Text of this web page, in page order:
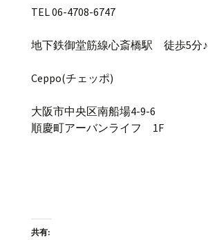
TEL 06-4708-6747
地下鉄御堂筋線心斎橋駅 徒歩5分♪
Ceppo(チェッポ)
大阪市中央区南船場4-9-6
順慶町アーバンライフ 1F
共有: